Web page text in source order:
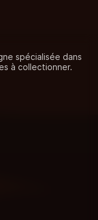
spécialisée dans
à collectionner.